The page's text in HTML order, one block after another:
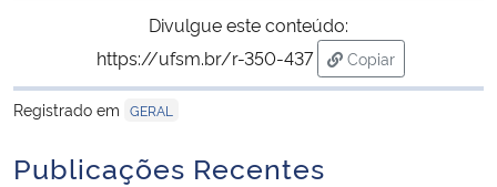
Banco Central do Brasil
Planalto
Divulgue este conteúdo:
https://ufsm.br/r-350-437
Copiar
para área de
Registrado em GERAL
Publicações Recentes